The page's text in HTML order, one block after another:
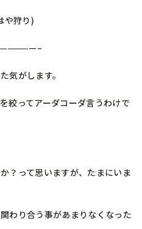
や狩り)
気がします。
絞ってアーダコーダ言うわけで
？って思いますが、たまにいま
わり合う事があまりなくなった